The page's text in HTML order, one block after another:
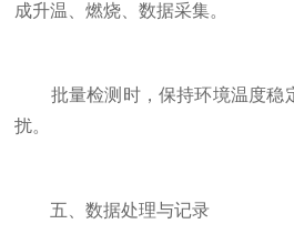
成升温、燃烧、数据采集。
批量检测时，保持环境温度稳
扰。
五、数据处理与记录